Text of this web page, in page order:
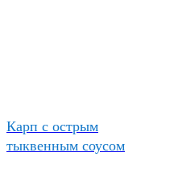
Карп с острым
тыквенным соусом